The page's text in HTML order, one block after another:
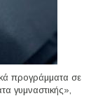
προγράμματα σε
γυμναστικής»,